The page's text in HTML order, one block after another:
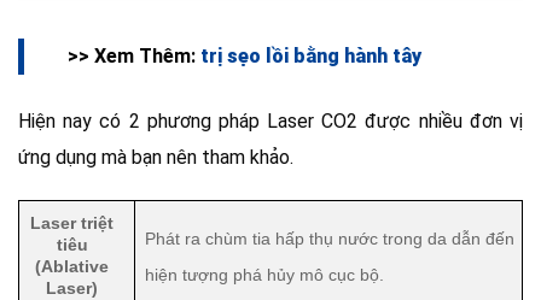
>> Xem Thêm: trị sẹo lồi bằng hành tây
Hiện nay có 2 phương pháp Laser CO2 được nhiều đơn vị
ứng dụng mà bạn nên tham khảo.
Laser triệt
tiêu
(Ablative
Laser)
Phát ra chùm tia hấp thụ nước trong da dẫn đến
hiện tượng phá hủy mô cục bộ.